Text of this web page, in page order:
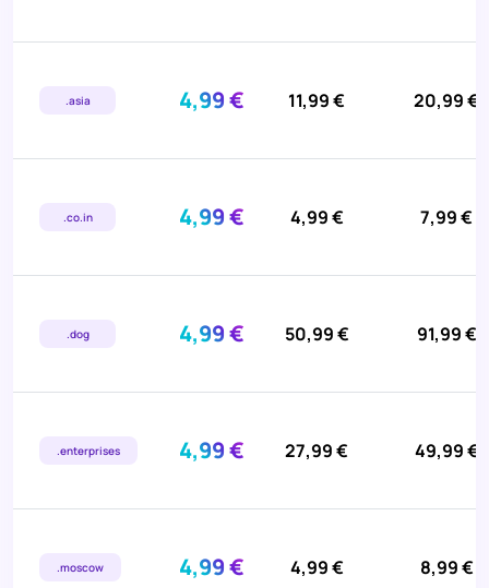
.asia 4,99 € 11,99 € 20,99 €
.co.in 4,99 € 4,99 € 7,99 €
.dog 4,99 € 50,99 € 91,99 €
.enterprises 4,99 € 27,99 € 49,99 €
.moscow 4,99 € 4,99 € 8,99 €